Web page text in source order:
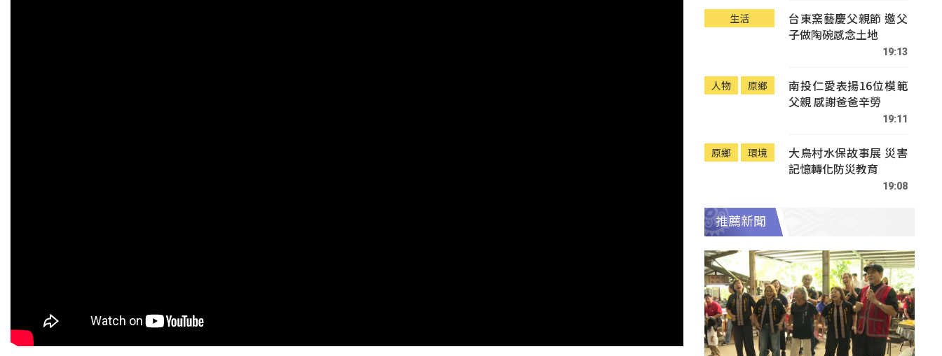
生活
台東窯藝慶父親節 邀父
子做陶碗感念土地
19:13
人物 原鄉
南投仁愛表揚16位模範
父親 感謝爸爸辛勞
19:11
原鄉 環境
大鳥村水保故事展 災害
記憶轉化防災教育
19:08
推薦新聞